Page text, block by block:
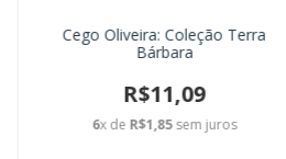
Cego Oliveira: Coleção Terra
Bárbara
R$11,09
6x de R$1,85sem juros